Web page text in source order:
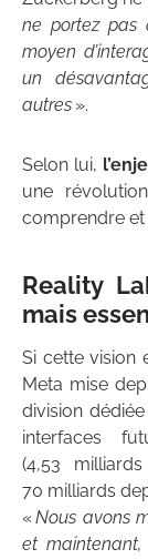
ne portez pas
moyen
un
autres ».
Selon lui,
une
comprendre et
Reality
mais
Si cette vision
Meta mise
division
interfaces
(4,53
70 milliards
«Nous avons
et maintenant,